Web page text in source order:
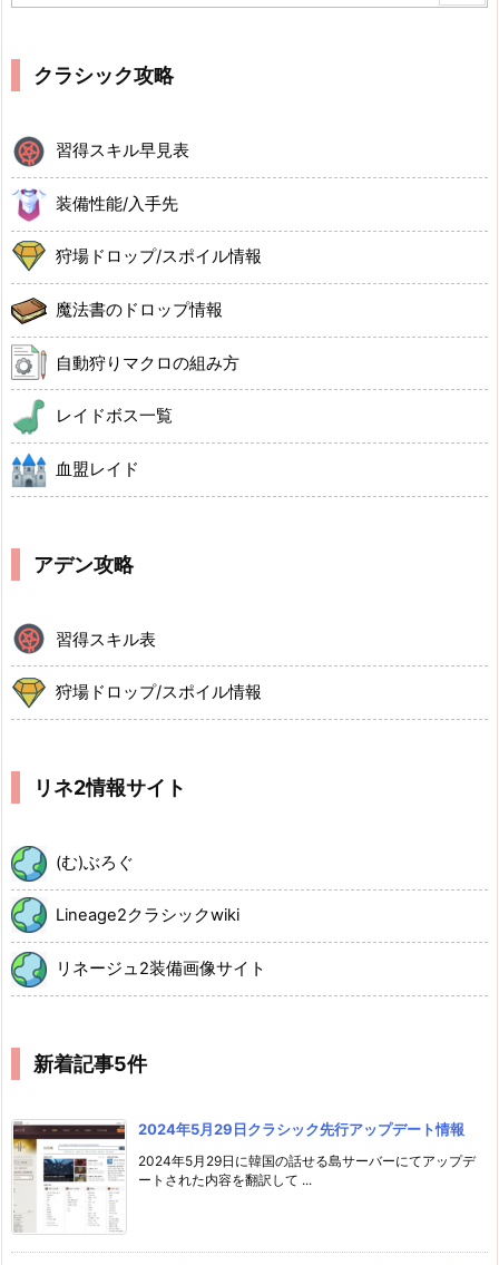
クラシック攻略
習得スキル早見表
装備性能/入手先
狩場ドロップ/スポイル情報
魔法書のドロップ情報
自動狩りマクロの組み方
レイドボス一覧
血盟レイド
アデン攻略
習得スキル表
狩場ドロップ/スポイル情報
リネ2情報サイト
(む)ぶろぐ
Lineage2クラシックwiki
リネージュ2装備画像サイト
新着記事5件
2024年5月29日クラシック先行アップデート情報
2024年5月29日に韓国の話せる島サーバーにてアップデ
ートされた内容を翻訳して ...